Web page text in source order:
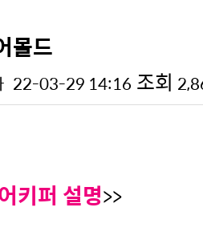
몰드
22-03-29 14:16 조회
키퍼 설명>>